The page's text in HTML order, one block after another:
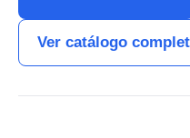
Ver catálogo